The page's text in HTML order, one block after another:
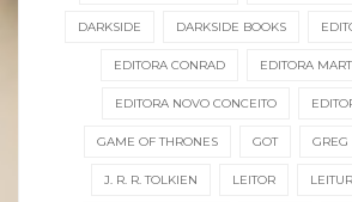
DARKSIDE DARKSIDE BOOKS
EDITORA CONRAD EDITORA
EDITORA NOVO CONCEITO
GAME OF THRONES GOT GREG
J. R. R. TOLKIEN LEITOR